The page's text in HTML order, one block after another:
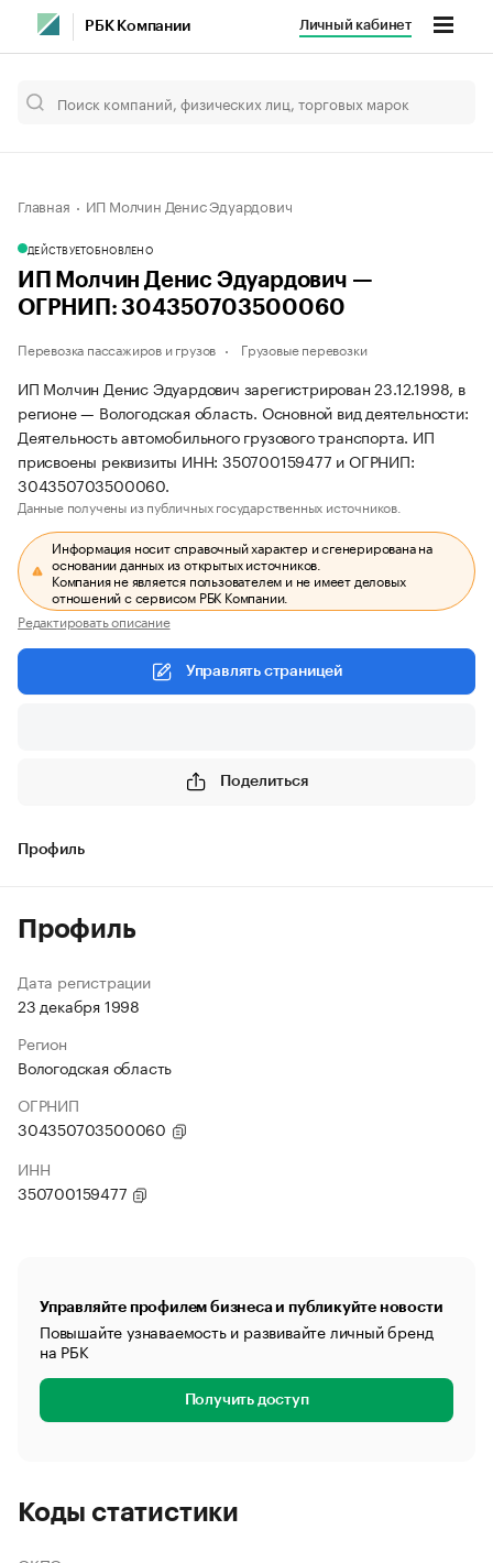
РБК Компании Личный кабинет
Главная ИП Молчин Денис Эдуардович
ДЕЙСТВУЕТОБНОВЛЕНО
ИП Молчин Денис Эдуардович —
ОГРНИП: 304350703500060
Перевозка пассажиров и грузов Грузовые перевозки
ИП Молчин Денис Эдуардович зарегистрирован 23.12.1998, в
регионе — Вологодская область. Основной вид деятельности:
Деятельность автомобильного грузового транспорта. ИП
присвоены реквизиты ИНН: 350700159477 и ОГРНИП:
304350703500060.
Данные получены из публичных государственных источников.
Информация носит справочный характер и сгенерирована на
основании данных из открытых источников.
Компания не является пользователем и не имеет деловых
отношений с сервисом РБК Компании.
Редактировать описание
Управлять страницей
Поделиться
Профиль
Профиль
Дата регистрации
23 декабря 1998
Регион
Вологодская область
ОГРНИП
304350703500060
ИНН
350700159477
Управляйте профилем бизнеса и публикуйте новости
Повышайте узнаваемость и развивайте личный бренд
на РБК
Получить доступ
Коды статистики